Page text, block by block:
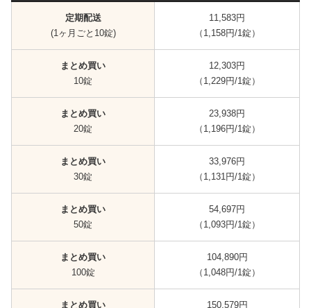
定期配送
(1ヶ月ごと10錠)
11,583円
（1,158円/1錠）
まとめ買い
10錠
12,303円
（1,229円/1錠）
まとめ買い
20錠
23,938円
（1,196円/1錠）
まとめ買い
30錠
33,976円
（1,131円/1錠）
まとめ買い
50錠
54,697円
（1,093円/1錠）
まとめ買い
100錠
104,890円
（1,048円/1錠）
まとめ買い 150,579円